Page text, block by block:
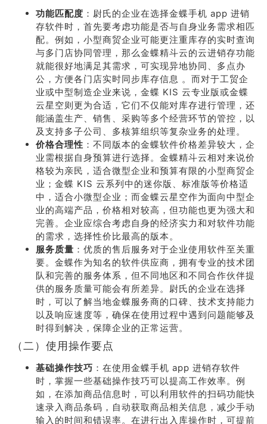
功能匹配度 ：尉氏的企业在选择金蝶手机 app 进销
存软件时，首先要考虑功能是否与自身业务需求相匹
配。例如，小型商贸企业可能更注重库存的实时查询
与多门店协同管理，那么金蝶精斗云的云进销存功能
就能很好地满足其需求，可实现异地协同、多点办
公，方便各门店实时同步库存信息 。而对于工贸企
业或中型制造企业来说，金蝶 KIS 云专业版或金蝶
云星空则更为合适，它们不仅能对库存进行管理，还
能涵盖生产、销售、采购等多个经营环节的管控，以
及支持多子公司、多核算组织等复杂业务的处理。
价格合理性 ：不同版本的金蝶软件价格差异较大，企
业需根据自身预算进行选择。金蝶精斗云相对来说价
格较为亲民，适合微型企业和预算有限的小型商贸企
业；金蝶 KIS 云系列中的迷你版、标准版等价格适
中，适合小微型企业；而金蝶云星空作为面向中型企
业的高端产品，价格相对较高，但功能也更为强大和
完善。企业应综合考虑自身的经济实力和对软件功能
的需求，选择性价比最高的版本。
服务质量 ：优质的售后服务对于企业使用软件至关重
要。金蝶作为知名的软件供应商，拥有专业的技术团
队和完善的服务体系，但不同地区和不同合作伙伴提
供的服务质量可能会有所差异。尉氏的企业在选择
时，可以了解当地金蝶服务商的口碑、技术支持能力
以及响应速度等，确保在使用过程中遇到问题能够及
时得到解决，保障企业的正常运营。
（二）使用操作要点
基础操作技巧 ：在使用金蝶手机 app 进销存软件
时，掌握一些基础操作技巧可以提高工作效率。例
如，在添加商品信息时，可以利用软件的扫码功能快
速录入商品条码，自动获取商品相关信息，减少手动
输入的时间和错误率。在进行出入库操作时，可提前